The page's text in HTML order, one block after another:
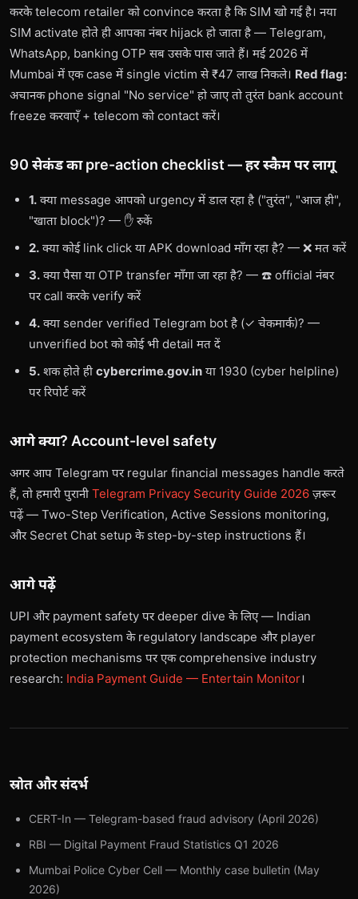
करके telecom retailer को convince करता है कि SIM खो गई है। नया
SIM activate होते ही आपका नंबर hijack हो जाता है — Telegram,
WhatsApp, banking OTP सब उसके पास जाते हैं। मई 2026 में
Mumbai में एक case में single victim से ₹47 लाख निकले। Red flag:
अचानक phone signal "No service" हो जाए तो तुरंत bank account
freeze करवाएँ + telecom को contact करें।
90 सेकंड का pre-action checklist — हर स्कैम पर लागू
1. क्या message आपको urgency में डाल रहा है ("तुरंत", "आज ही",
"खाता block")? — ✋ रुकें
2. क्या कोई link click या APK download माँग रहा है? — ❌ मत करें
3. क्या पैसा या OTP transfer माँगा जा रहा है? — ☎️ official नंबर
पर call करके verify करें
4. क्या sender verified Telegram bot है (✓ चेकमार्क)? —
unverified bot को कोई भी detail मत दें
5. शक होते ही cybercrime.gov.in या 1930 (cyber helpline)
पर रिपोर्ट करें
आगे क्या? Account-level safety
अगर आप Telegram पर regular financial messages handle करते
हैं, तो हमारी पुरानी Telegram Privacy Security Guide 2026 ज़रूर
पढ़ें — Two-Step Verification, Active Sessions monitoring,
और Secret Chat setup के step-by-step instructions हैं।
आगे पढ़ें
UPI और payment safety पर deeper dive के लिए — Indian
payment ecosystem के regulatory landscape और player
protection mechanisms पर एक comprehensive industry
research: India Payment Guide — Entertain Monitor।
स्रोत और संदर्भ
CERT-In — Telegram-based fraud advisory (April 2026)
RBI — Digital Payment Fraud Statistics Q1 2026
Mumbai Police Cyber Cell — Monthly case bulletin (May
2026)